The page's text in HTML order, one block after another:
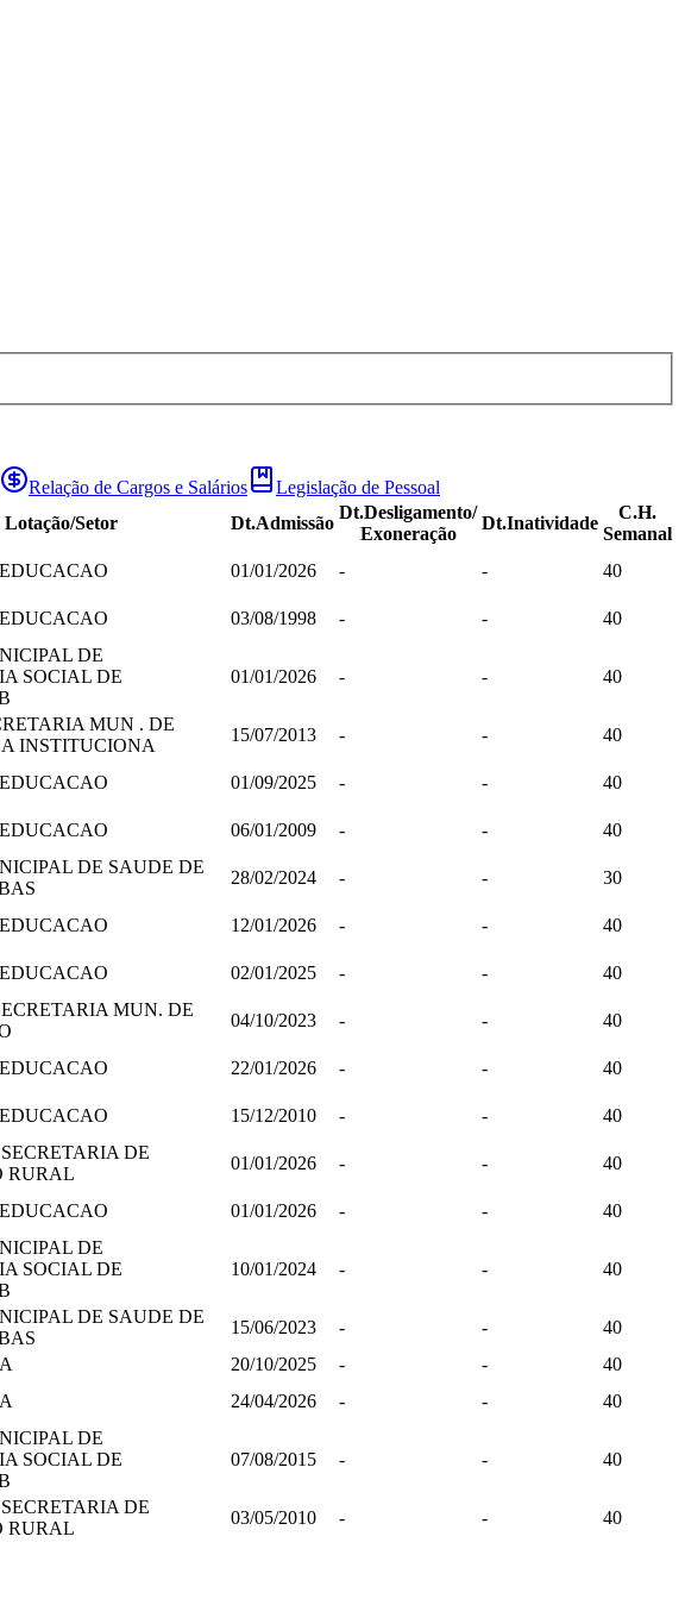
Relação de Cargos e Salários
Legislação de Pessoal
Lotação/Setor Dt.Admissão
Dt.Desligamento/
Exoneração
Dt.Inatividade
C.H.
Semanal
01/01/2026 - - 40
03/08/1998 - - 40
DE
SOCIAL DE
01/01/2026 - - 40
MUN . DE
INSTITUCIONA
15/07/2013 - - 40
01/09/2025 - - 40
06/01/2009 - - 40
DE SAUDE DE
28/02/2024 - - 30
12/01/2026 - - 40
02/01/2025 - - 40
MUN. DE
04/10/2023 - - 40
22/01/2026 - - 40
15/12/2010 - - 40
DE
RURAL
01/01/2026 - - 40
01/01/2026 - - 40
DE
SOCIAL DE
10/01/2024 - - 40
DE SAUDE DE
15/06/2023 - -
40
20/10/2025 - -
40
24/04/2026 - - 40
DE
SOCIAL DE
07/08/2015 - - 40
DE
RURAL
03/05/2010 - -
40